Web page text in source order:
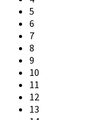
5
6
7
8
9
10
11
12
13